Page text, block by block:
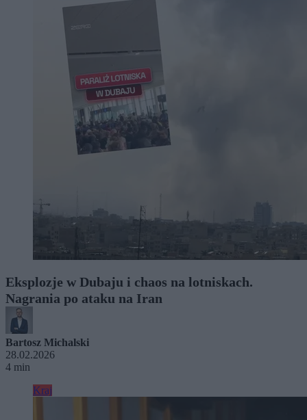
Eksplozje w Dubaju i chaos na lotniskach.
Nagrania po ataku na Iran
Bartosz Michalski
28.02.2026
4 min
Kraj